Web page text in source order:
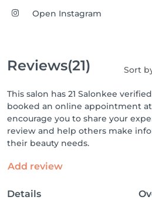
Open Instagram
Reviews(21) Sort
This salon has 21 Salonkee
booked an online appointment
encourage you to share your
review and help others make
their beauty needs.
Add review
Details